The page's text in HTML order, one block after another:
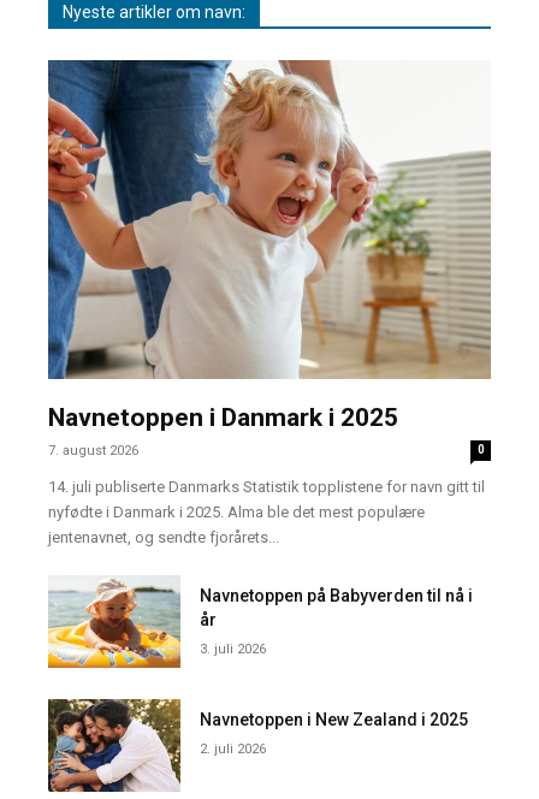
Nyeste artikler om navn:
Navnetoppen i Danmark i 2025
7. august 2026 0
14. juli publiserte Danmarks Statistik topplistene for navn gitt til
nyfødte i Danmark i 2025. Alma ble det mest populære
jentenavnet, og sendte fjorårets...
Navnetoppen på Babyverden til nå i
år
3. juli 2026
Navnetoppen i New Zealand i 2025
2. juli 2026